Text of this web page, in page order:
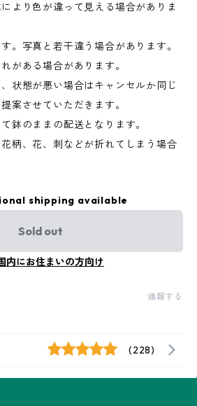
より色が違って見える場合がありま
。写真と若干違う場合があります。
がある場合があります。
状態が悪い場合はキャンセルか同じ
案させていただきます。
鉢のままの配送となります。
柄、花、刺などが折れてしまう場合
shipping available
Sold out
内にお住まいの方向け
通報する
(228)